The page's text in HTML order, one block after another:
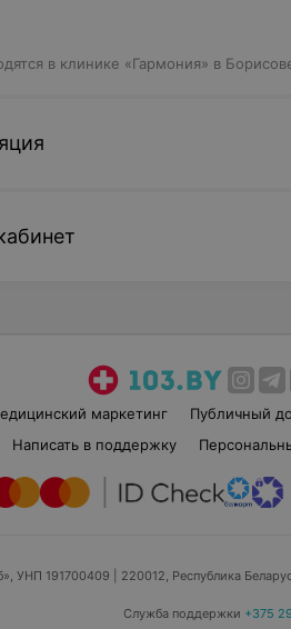
в клинике «Гармония» в
маркетинг Публичный
Написать в поддержку
УНП 191700409 | 220012, Республика
Служба поддержки +375